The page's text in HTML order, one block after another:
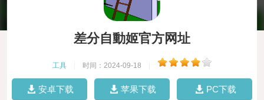
差分自動姬官方网址
工具 时间：2024-09-18
安卓下载 苹果下载 PC下载